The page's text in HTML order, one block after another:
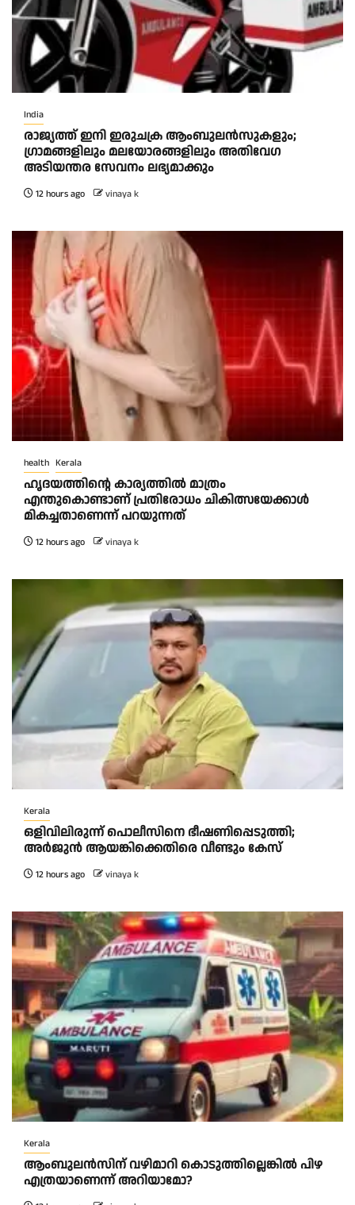
India
രാജ്യത്ത് ഇനി ഇരുചക്ര ആംബുലന്‍സുകളും;
ഗ്രാമങ്ങളിലും മലയോരങ്ങളിലും അതിവേഗ
അടിയന്തര സേവനം ലഭ്യമാക്കും
12 hours ago vinaya k
health Kerala
ഹൃദയത്തിന്റെ കാര്യത്തിൽ മാത്രം
എന്തുകൊണ്ടാണ് പ്രതിരോധം ചികിത്സയേക്കാൾ
മികച്ചതാണെന്ന് പറയുന്നത്
12 hours ago vinaya k
Kerala
ഒളിവിലിരുന്ന് പൊലീസിനെ ഭീഷണിപ്പെടുത്തി;
അർജുൻ ആയങ്കിക്കെതിരെ വീണ്ടും കേസ്
12 hours ago vinaya k
Kerala
ആംബുലന്‍സിന് വഴിമാറി കൊടുത്തില്ലെങ്കില്‍ പിഴ
എത്രയാണെന്ന് അറിയാമോ?